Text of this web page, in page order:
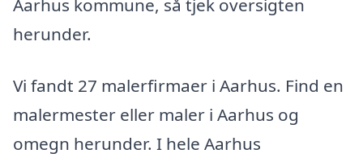
Aarhus kommune, så tjek oversigten
herunder.
Vi fandt 27 malerfirmaer i Aarhus. Find en
malermester eller maler i Aarhus og
omegn herunder. I hele Aarhus